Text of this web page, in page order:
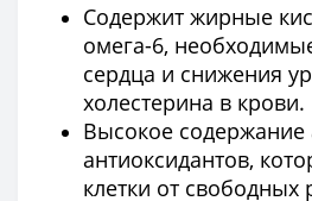
Содержит жирные
омега-6,
сердца и снижения
холестерина в крови.
Высокое содержание
антиоксидантов,
клетки от свободных